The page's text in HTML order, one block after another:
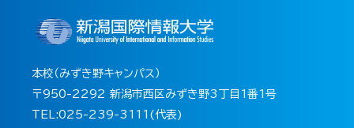
本校（みずき野キャンパス）
〒950-2292 新潟市西区みずき野3丁目1番1号
TEL:025-239-3111(代表)